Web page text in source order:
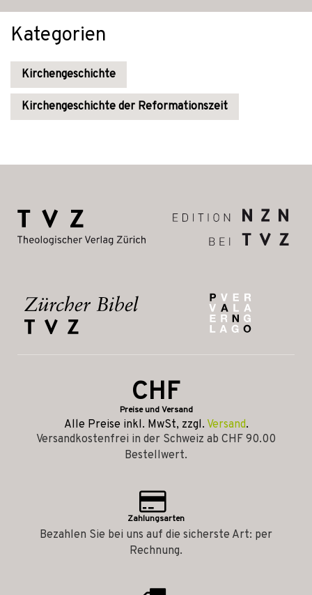
Kategorien
Kirchengeschichte
Kirchengeschichte der Reformationszeit
CHF
Preise und Versand
Alle Preise inkl. MwSt, zzgl. Versand.
Versandkostenfrei in der Schweiz ab CHF 90.00
Bestellwert.
Zahlungsarten
Bezahlen Sie bei uns auf die sicherste Art: per
Rechnung.